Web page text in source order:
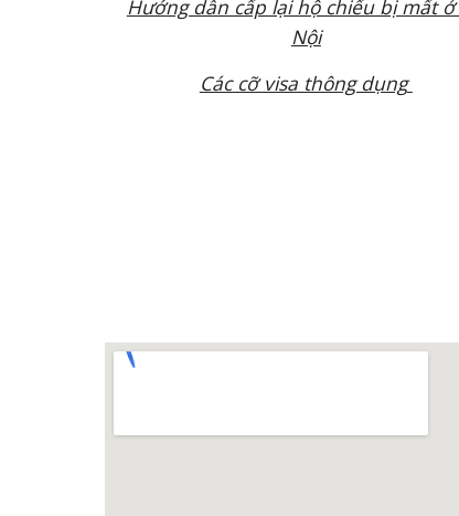
Hướng dẫn cấp lại hộ chiếu bị mất ở
Nội
Các cỡ visa thông dụng